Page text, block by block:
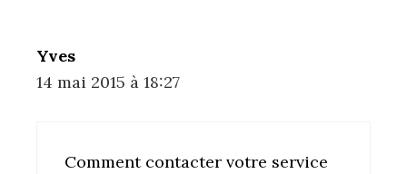
Yves
14 mai 2015 à 18:27
Comment contacter votre service